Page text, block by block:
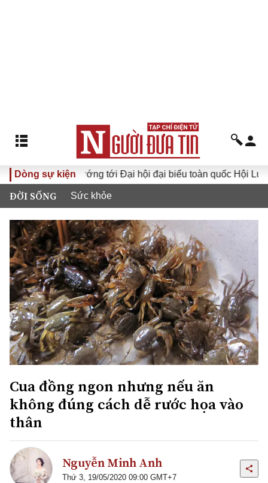
Dòng sự kiện
Hướng tới Đại hội đại biểu toàn quốc Hội Luật gia
ĐỜI SỐNG Sức khỏe
Cua đồng ngon nhưng nếu ăn
không đúng cách dễ rước họa vào
thân
Nguyễn Minh Anh
Thứ 3, 19/05/2020 09:00 GMT+7